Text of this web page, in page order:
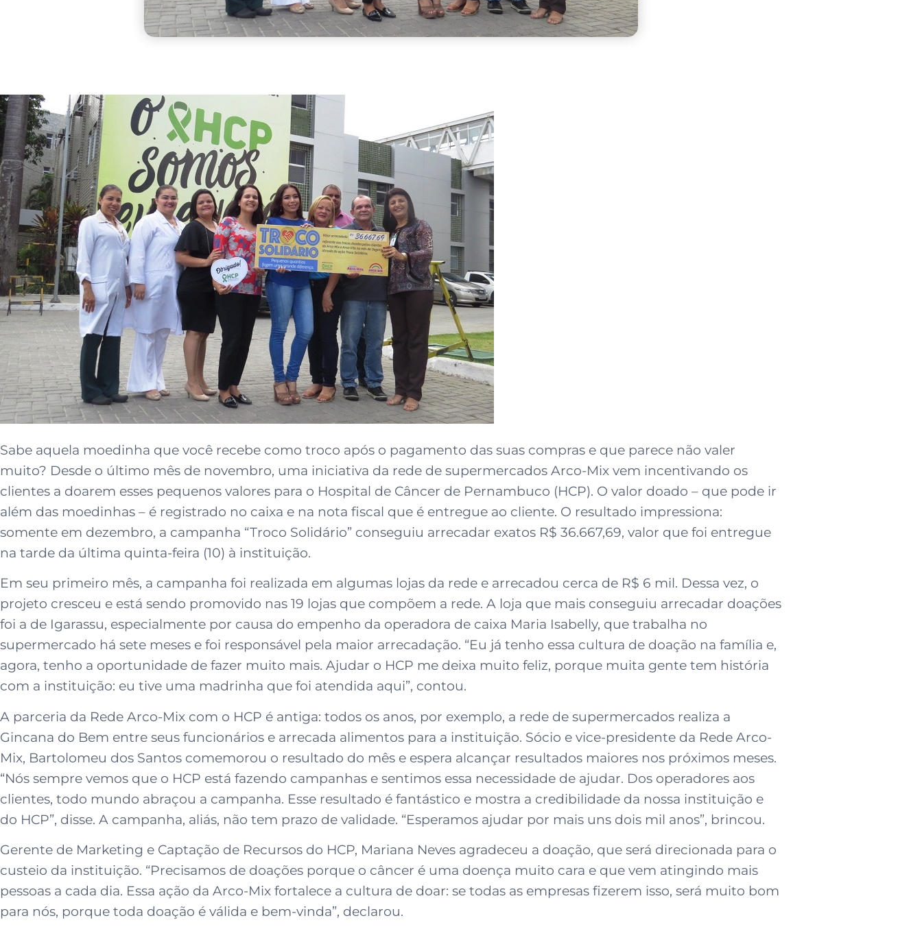
Sabe aquela moedinha que você recebe como troco após o pagamento das suas compras e que parece não valer
muito? Desde o último mês de novembro, uma iniciativa da rede de supermercados Arco-Mix vem incentivando os
clientes a doarem esses pequenos valores para o Hospital de Câncer de Pernambuco (HCP). O valor doado – que pode ir
além das moedinhas – é registrado no caixa e na nota fiscal que é entregue ao cliente. O resultado impressiona:
somente em dezembro, a campanha “Troco Solidário” conseguiu arrecadar exatos R$ 36.667,69, valor que foi entregue
na tarde da última quinta-feira (10) à instituição.
Em seu primeiro mês, a campanha foi realizada em algumas lojas da rede e arrecadou cerca de R$ 6 mil. Dessa vez, o
projeto cresceu e está sendo promovido nas 19 lojas que compõem a rede. A loja que mais conseguiu arrecadar doações
foi a de Igarassu, especialmente por causa do empenho da operadora de caixa Maria Isabelly, que trabalha no
supermercado há sete meses e foi responsável pela maior arrecadação. “Eu já tenho essa cultura de doação na família e,
agora, tenho a oportunidade de fazer muito mais. Ajudar o HCP me deixa muito feliz, porque muita gente tem história
com a instituição: eu tive uma madrinha que foi atendida aqui”, contou.
A parceria da Rede Arco-Mix com o HCP é antiga: todos os anos, por exemplo, a rede de supermercados realiza a
Gincana do Bem entre seus funcionários e arrecada alimentos para a instituição. Sócio e vice-presidente da Rede Arco-
Mix, Bartolomeu dos Santos comemorou o resultado do mês e espera alcançar resultados maiores nos próximos meses.
“Nós sempre vemos que o HCP está fazendo campanhas e sentimos essa necessidade de ajudar. Dos operadores aos
clientes, todo mundo abraçou a campanha. Esse resultado é fantástico e mostra a credibilidade da nossa instituição e
do HCP”, disse. A campanha, aliás, não tem prazo de validade. “Esperamos ajudar por mais uns dois mil anos”, brincou.
Gerente de Marketing e Captação de Recursos do HCP, Mariana Neves agradeceu a doação, que será direcionada para o
custeio da instituição. “Precisamos de doações porque o câncer é uma doença muito cara e que vem atingindo mais
pessoas a cada dia. Essa ação da Arco-Mix fortalece a cultura de doar: se todas as empresas fizerem isso, será muito bom
para nós, porque toda doação é válida e bem-vinda”, declarou.